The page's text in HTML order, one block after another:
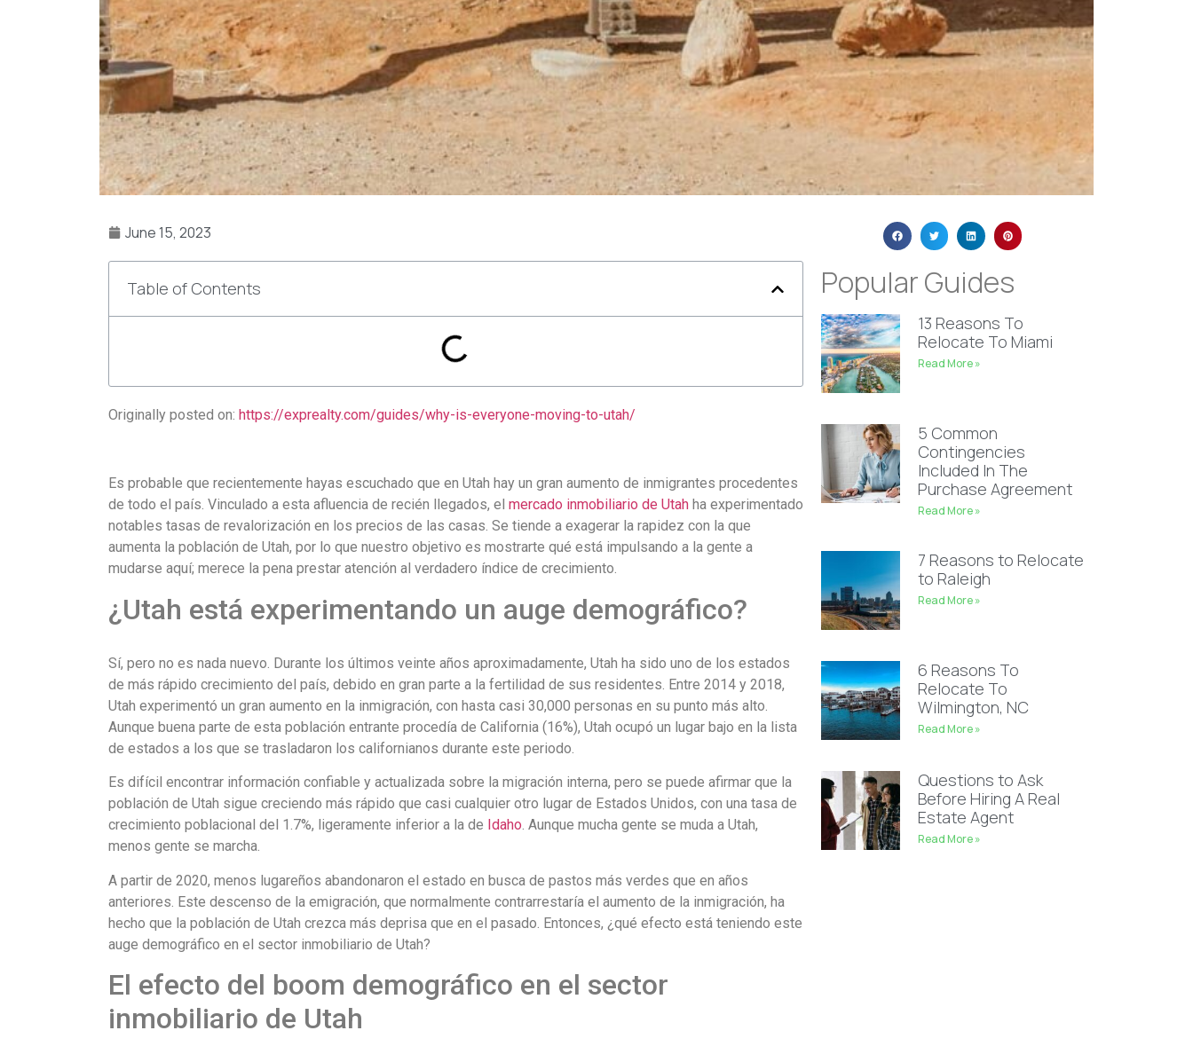
June 15, 2023
Table of Contents
Originally posted on: https://exprealty.com/guides/why-is-everyone-moving-to-utah/
Es probable que recientemente hayas escuchado que en Utah hay un gran aumento de inmigrantes procedentes
de todo el país. Vinculado a esta afluencia de recién llegados, el mercado inmobiliario de Utah ha experimentado
notables tasas de revalorización en los precios de las casas. Se tiende a exagerar la rapidez con la que
aumenta la población de Utah, por lo que nuestro objetivo es mostrarte qué está impulsando a la gente a
mudarse aquí; merece la pena prestar atención al verdadero índice de crecimiento.
¿Utah está experimentando un auge demográfico?
Sí, pero no es nada nuevo. Durante los últimos veinte años aproximadamente, Utah ha sido uno de los estados
de más rápido crecimiento del país, debido en gran parte a la fertilidad de sus residentes. Entre 2014 y 2018,
Utah experimentó un gran aumento en la inmigración, con hasta casi 30,000 personas en su punto más alto.
Aunque buena parte de esta población entrante procedía de California (16%), Utah ocupó un lugar bajo en la lista
de estados a los que se trasladaron los californianos durante este periodo.
Es difícil encontrar información confiable y actualizada sobre la migración interna, pero se puede afirmar que la
población de Utah sigue creciendo más rápido que casi cualquier otro lugar de Estados Unidos, con una tasa de
crecimiento poblacional del 1.7%, ligeramente inferior a la de Idaho. Aunque mucha gente se muda a Utah,
menos gente se marcha.
A partir de 2020, menos lugareños abandonaron el estado en busca de pastos más verdes que en años
anteriores. Este descenso de la emigración, que normalmente contrarrestaría el aumento de la inmigración, ha
hecho que la población de Utah crezca más deprisa que en el pasado. Entonces, ¿qué efecto está teniendo este
auge demográfico en el sector inmobiliario de Utah?
El efecto del boom demográfico en el sector
inmobiliario de Utah
Popular Guides
13 Reasons To
Relocate To Miami
Read More »
5 Common
Contingencies
Included In The
Purchase Agreement
Read More »
7 Reasons to Relocate
to Raleigh
Read More »
6 Reasons To
Relocate To
Wilmington, NC
Read More »
Questions to Ask
Before Hiring A Real
Estate Agent
Read More »